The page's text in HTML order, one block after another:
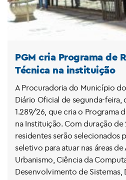
PGM cria Programa de
Técnica na instituição
A Procuradoria do Município
Diário Oficial de segunda-feira,
1.289/26, que cria o Programa
na Instituição. Com duração de
residentes serão selecionados
seletivo para atuar nas áreas
Urbanismo, Ciência da
Desenvolvimento de Sistemas,